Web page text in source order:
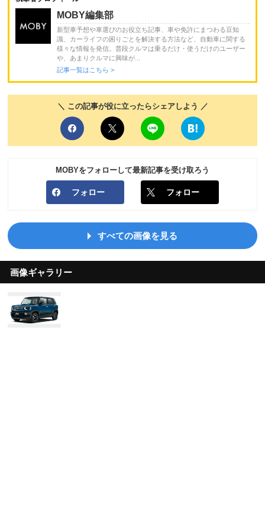
MOBY編集部
新型車予想や車選びのお役立ち記事、車や免許にまつわる豆知
識、カーライフの困りごとを解決する方法など、自動車に関する
様々な情報を発信。普段クルマは乗るだけ・使うだけのユーザー
や、あまりクルマに興味が...
記事一覧はこちら >
＼ この記事が役に立ったらシェアしよう ／
MOBYをフォローして最新記事を受け取ろう
フォロー フォロー
すべての画像を見る
画像ギャラリー